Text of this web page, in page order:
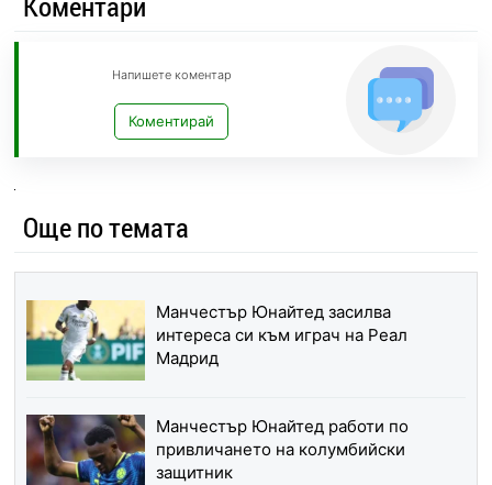
Напишете коментар
Коментирай
Още по темата
Манчестър Юнайтед засилва
интереса си към играч на Реал
Мадрид
Манчестър Юнайтед работи по
привличането на колумбийски
защитник